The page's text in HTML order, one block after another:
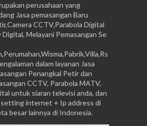
perusahaan yang
Jasa pemasangan Baru
CCTV,Parabola Digital
Melayani Pemasangan Se
dalam layanan Jasa
Penangkal Petir dan
CCTV, Parabola MATV,
untuk siaran televisi anda, dan
setting internet + Ip address di
besar lainnya di Indonesia.